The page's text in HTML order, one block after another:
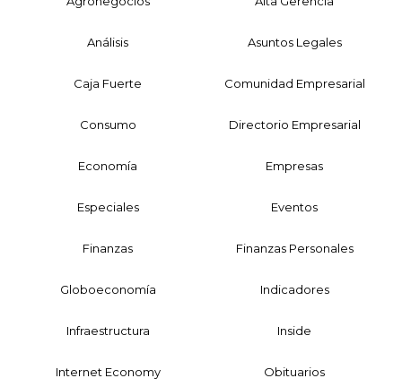
Análisis Asuntos Legales
Caja Fuerte Comunidad Empresarial
Consumo Directorio Empresarial
Economía Empresas
Especiales Eventos
Finanzas Finanzas Personales
Globoeconomía Indicadores
Infraestructura Inside
Internet Economy Obituarios